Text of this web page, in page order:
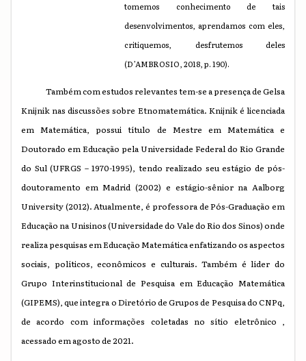
tomemos conhecimento de tais
desenvolvimentos, aprendamos com eles,
critiquemos, desfrutemos deles
(D’AMBROSIO, 2018, p. 190).
Também com estudos relevantes tem-se a presença de Gelsa
Knijnik nas discussões sobre Etnomatemática. Knijnik é licenciada
em Matemática, possui título de Mestre em Matemática e
Doutorado em Educação pela Universidade Federal do Rio Grande
do Sul (UFRGS – 1970-1995), tendo realizado seu estágio de pós-
doutoramento em Madrid(2002) e estágio-sênior na Aalborg
University(2012). Atualmente, é professora de Pós-Graduação em
Educação na Unisinos (Universidade do Vale do Rio dos Sinos) onde
realiza pesquisas em Educação Matemática enfatizando os aspectos
sociais, políticos, econômicos e culturais. Também é líder do
Grupo Interinstitucional de Pesquisa em Educação Matemática
(GIPEMS),que integra o Diretório de Grupos de Pesquisa do CNPq,
de acordo com informações coletadas no sítio eletrônico ,
acessado em agosto de 2021.